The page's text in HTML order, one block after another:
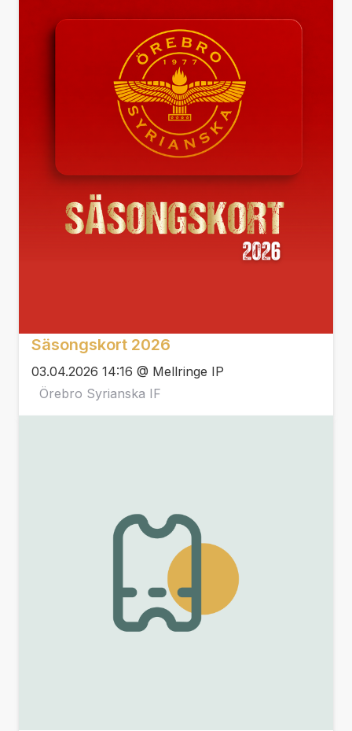
Säsongskort 2026
03.04.2026 14:16 @ Mellringe IP
Örebro Syrianska IF